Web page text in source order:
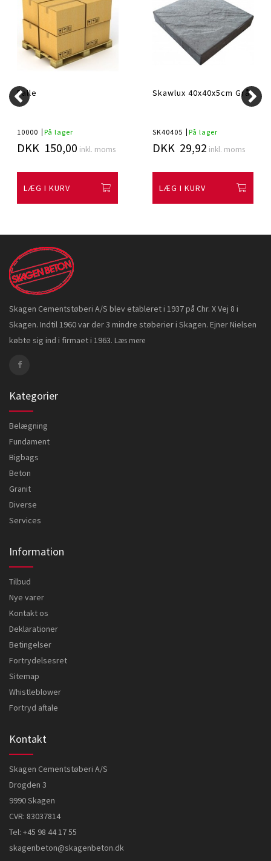
Palle
10000 På lager
DKK 150,00 inkl. moms
LÆG I KURV
Skawlux 40x40x5cm Grå
SK40405 På lager
DKK 29,92 inkl. moms
LÆG I KURV
Skagen Cementstøberi A/S blev etableret i 1937 på Chr. X Vej 8 i
Skagen. Indtil 1960 var der 3 mindre støberier i Skagen. Ejner Nielsen
købte sig ind i firmaet i 1963. Læs mere
Kategorier
Belægning
Fundament
Bigbags
Beton
Granit
Diverse
Services
Information
Tilbud
Nye varer
Kontakt os
Deklarationer
Betingelser
Fortrydelsesret
Sitemap
Whistleblower
Fortryd aftale
Kontakt
Skagen Cementstøberi A/S
Drogden 3
9990 Skagen
CVR: 83037814
Tel: +45 98 44 17 55
skagenbeton@skagenbeton.dk